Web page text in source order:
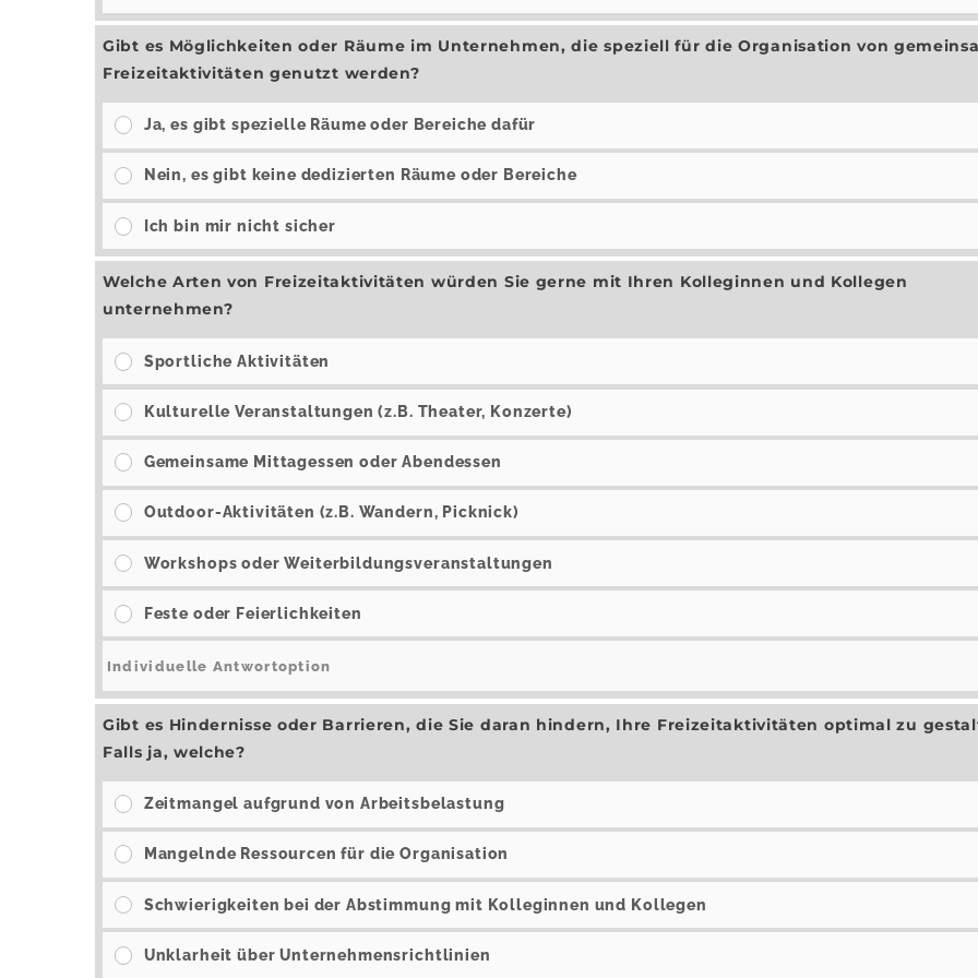
Gibt es Möglichkeiten oder Räume im Unternehmen, die speziell für die Organisation von
Freizeitaktivitäten genutzt werden?
Ja, es gibt spezielle Räume oder Bereiche dafür
Nein, es gibt keine dedizierten Räume oder Bereiche
Ich bin mir nicht sicher
Welche Arten von Freizeitaktivitäten würden Sie gerne mit Ihren Kolleginnen und Kollegen
unternehmen?
Sportliche Aktivitäten
Kulturelle Veranstaltungen (z.B. Theater, Konzerte)
Gemeinsame Mittagessen oder Abendessen
Outdoor-Aktivitäten (z.B. Wandern, Picknick)
Workshops oder Weiterbildungsveranstaltungen
Feste oder Feierlichkeiten
Gibt es Hindernisse oder Barrieren, die Sie daran hindern, Ihre Freizeitaktivitäten optimal zu
Falls ja, welche?
Zeitmangel aufgrund von Arbeitsbelastung
Mangelnde Ressourcen für die Organisation
Schwierigkeiten bei der Abstimmung mit Kolleginnen und Kollegen
Unklarheit über Unternehmensrichtlinien